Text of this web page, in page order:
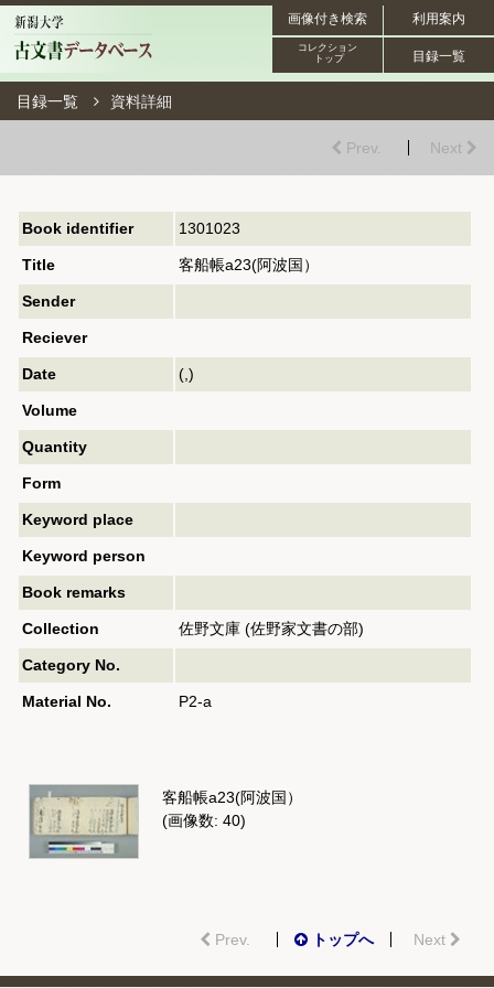
利用案内
画像付き検索
目録一覧
コレクション
トップ
目録一覧 資料詳細
Prev. Next
Book identifier 1301023
Title 客船帳a23(阿波国）
Sender
Reciever
Date (,)
Volume
Quantity
Form
Keyword place
Keyword person
Book remarks
Collection 佐野文庫 (佐野家文書の部)
Category No.
Material No. P2-a
客船帳a23(阿波国）
(画像数: 40)
Prev. トップへ Next